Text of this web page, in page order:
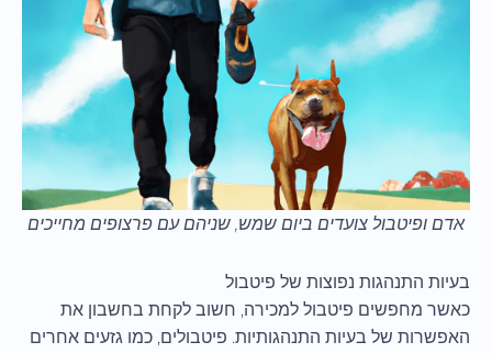
אדם ופיטבול צועדים ביום שמש, שניהם עם פרצופים מחייכים
בעיות התנהגות נפוצות של פיטבול
כאשר מחפשים פיטבול למכירה, חשוב לקחת בחשבון את
האפשרות של בעיות התנהגותיות. פיטבולים, כמו גזעים אחרים